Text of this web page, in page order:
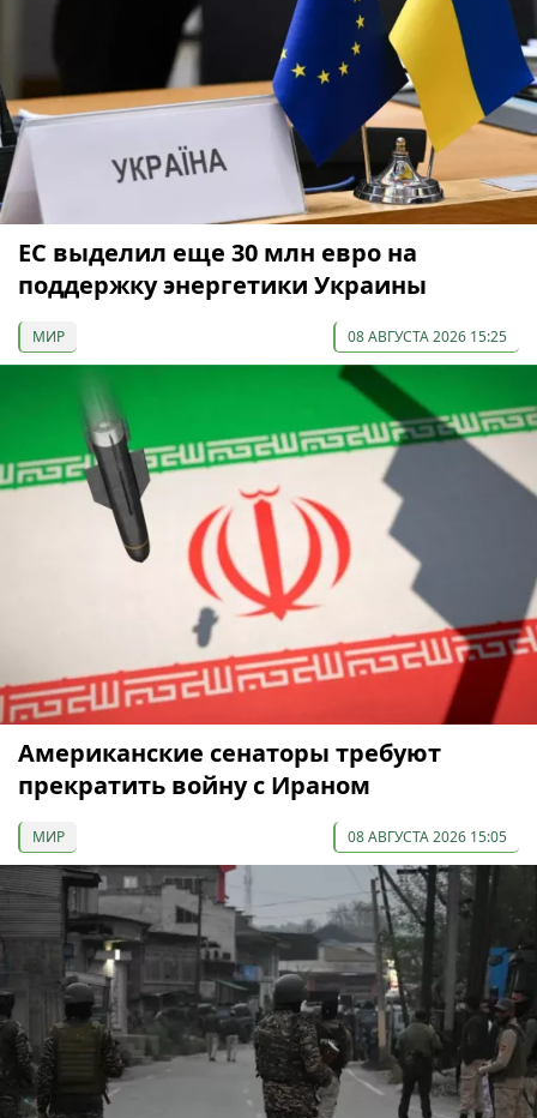
ЕС выделил еще 30 млн евро на
поддержку энергетики Украины
МИР 08 АВГУСТА 2026 15:25
Американские сенаторы требуют
прекратить войну с Ираном
МИР 08 АВГУСТА 2026 15:05